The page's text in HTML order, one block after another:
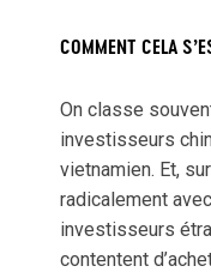
COMMENT CELA
On classe
investisseurs
vietnamien. Et,
radicalement
investisseurs
contentent